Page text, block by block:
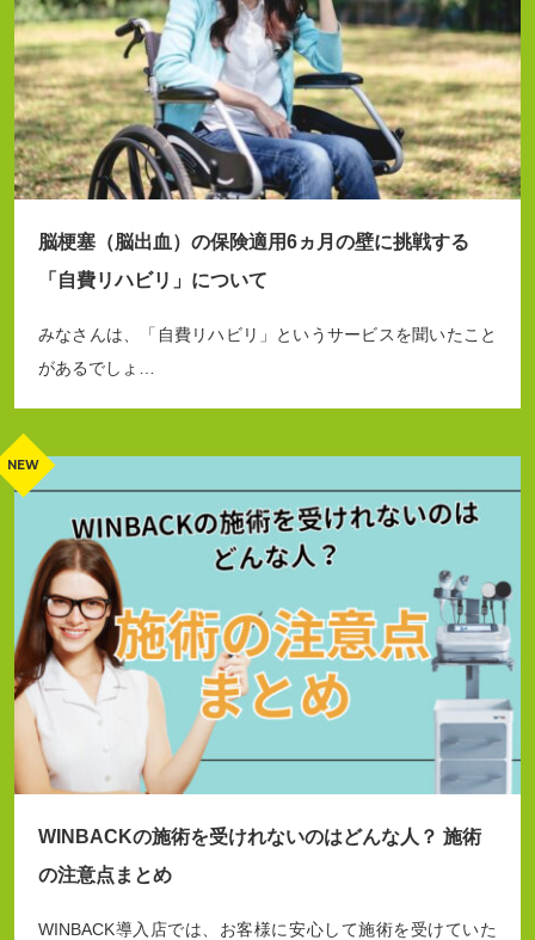
脳梗塞（脳出血）の保険適用6ヵ月の壁に挑戦する
「自費リハビリ」について
みなさんは、「自費リハビリ」というサービスを聞いたこと
があるでしょ…
WINBACKの施術を受けれないのはどんな人？ 施術
の注意点まとめ
WINBACK導入店では、お客様に安心して施術を受けていた